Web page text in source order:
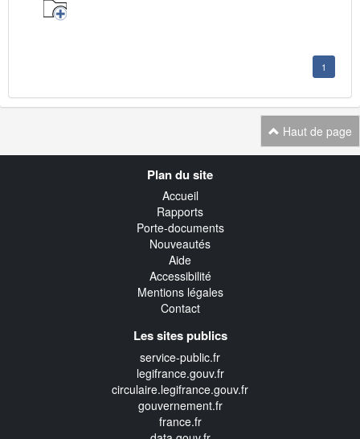
1
Haut de page
Plan du site
Accueil
Rapports
Porte-documents
Nouveautés
Aide
Accessibilité
Mentions légales
Contact
Les sites publics
service-public.fr
legifrance.gouv.fr
circulaire.legifrance.gouv.fr
gouvernement.fr
france.fr